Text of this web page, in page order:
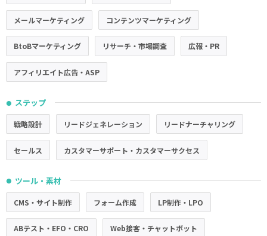
メールマーケティング コンテンツマーケティング
BtoBマーケティング リサーチ・市場調査 広報・PR
アフィリエイト広告・ASP
● ステップ
戦略設計 リードジェネレーション リードナーチャリング
セールス カスタマーサポート・カスタマーサクセス
● ツール・素材
CMS・サイト制作 フォーム作成 LP制作・LPO
ABテスト・EFO・CRO Web接客・チャットボット